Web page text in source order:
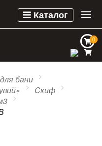
Каталог
0
0
бани
Cкиф